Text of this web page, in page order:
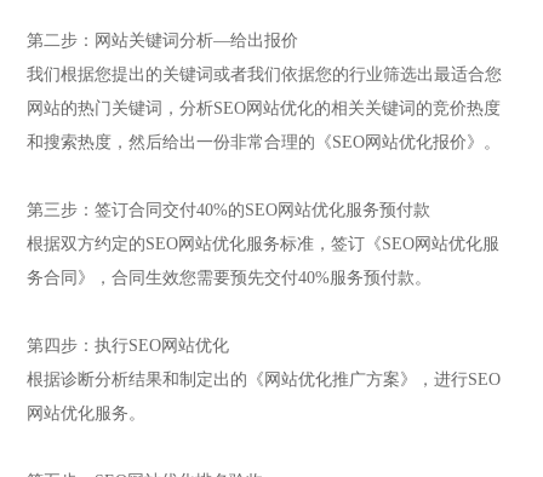
第二步：网站关键词分析—给出报价
我们根据您提出的关键词或者我们依据您的行业筛选出最适合您
网站的热门关键词，分析SEO网站优化的相关关键词的竞价热度
和搜索热度，然后给出一份非常合理的《SEO网站优化报价》。
第三步：签订合同交付40%的SEO网站优化服务预付款
根据双方约定的SEO网站优化服务标准，签订《SEO网站优化服
务合同》，合同生效您需要预先交付40%服务预付款。
第四步：执行SEO网站优化
根据诊断分析结果和制定出的《网站优化推广方案》，进行SEO
网站优化服务。